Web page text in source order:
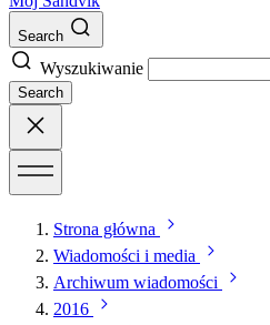
Search
Wyszukiwanie
Search
Strona główna
Wiadomości i media
Archiwum wiadomości
2016